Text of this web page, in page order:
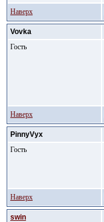
Наверх
Vovka
Гость
Наверх
PinnyVyx
Гость
Наверх
swin